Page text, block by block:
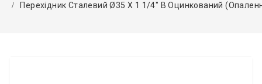
Перехідник Сталевий Ø35 Х 1 1/4″ В Оцинкований